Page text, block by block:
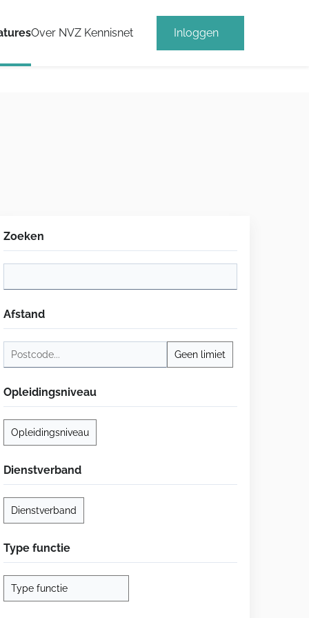
Over NVZ Kennisnet Inloggen
Zoeken
Afstand
Opleidingsniveau
Dienstverband
Type functie